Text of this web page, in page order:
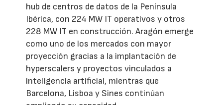
hub de centros de datos de la Península
Ibérica, con 224 MW IT operativos y otros
228 MW IT en construcción. Aragón emerge
como uno de los mercados con mayor
proyección gracias a la implantación de
hyperscalers y proyectos vinculados a
inteligencia artificial, mientras que
Barcelona, Lisboa y Sines continúan